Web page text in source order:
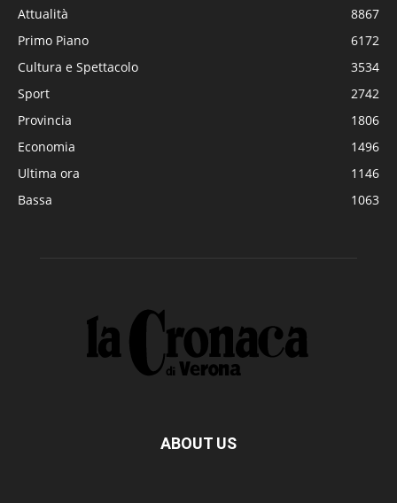
Attualità
8867
Primo Piano
6172
Cultura e Spettacolo
3534
Sport
2742
Provincia
1806
Economia
1496
Ultima ora
1146
Bassa
1063
ABOUT US